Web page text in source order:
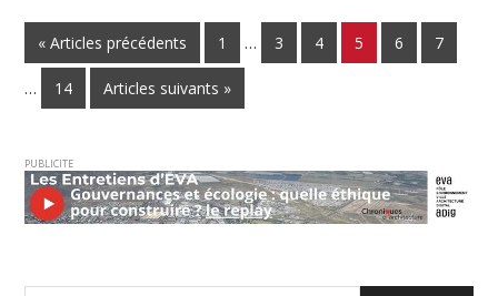
« Articles précédents 1 … 3 4 5 6 7
… 14 Articles suivants »
PUBLICITE